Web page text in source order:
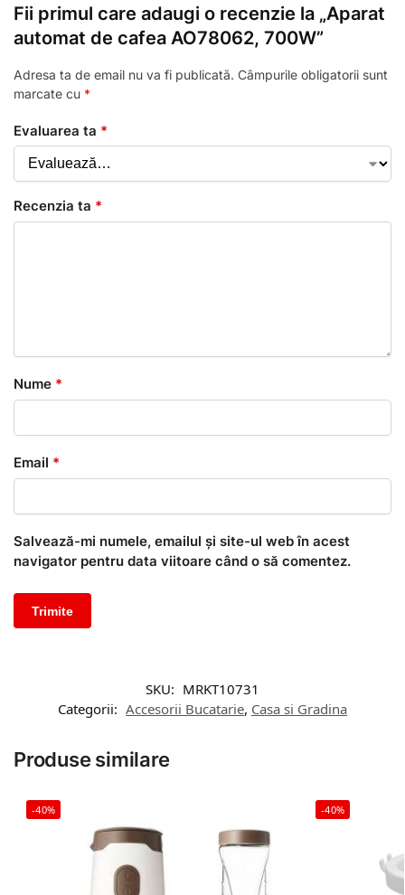
Fii primul care adaugi o recenzie la „Aparat
automat de cafea AO78062, 700W”
Adresa ta de email nu va fi publicată. Câmpurile obligatorii sunt
marcate cu *
Evaluarea ta *
Recenzia ta *
Nume *
Email *
Salvează-mi numele, emailul și site-ul web în acest
navigator pentru data viitoare când o să comentez.
SKU: MRKT10731
Categorii: Accesorii Bucatarie, Casa si Gradina
Produse similare
-40% -40%